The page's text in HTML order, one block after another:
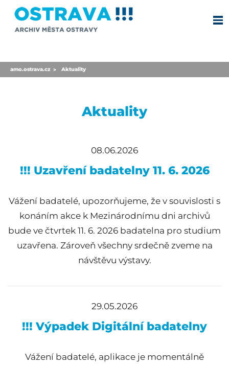
amo.ostrava.cz > Aktuality
Aktuality
08.06.2026
!!! Uzavření badatelny 11. 6. 2026
Vážení badatelé, upozorňujeme, že v souvislosti s
konáním akce k Mezinárodnímu dni archivů
bude ve čtvrtek 11. 6. 2026 badatelna pro studium
uzavřena. Zároveň všechny srdečně zveme na
návštěvu výstavy.
29.05.2026
!!! Výpadek Digitální badatelny
Vážení badatelé, aplikace je momentálně